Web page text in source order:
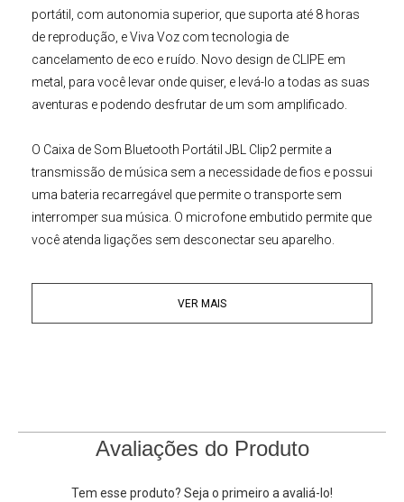
portátil, com autonomia superior, que suporta até 8 horas
de reprodução, e Viva Voz com tecnologia de
cancelamento de eco e ruído. Novo design de CLIPE em
metal, para você levar onde quiser, e levá-lo a todas as suas
aventuras e podendo desfrutar de um som amplificado.
O Caixa de Som Bluetooth Portátil JBL Clip2 permite a
transmissão de música sem a necessidade de fios e possui
uma bateria recarregável que permite o transporte sem
interromper sua música. O microfone embutido permite que
você atenda ligações sem desconectar seu aparelho.
flexibilidade que você precisa para desfrutar o seu som e
você poderá submergir sua Caixa de Som em água até 1
• Material duradouro à prova de respingos
• Lateral emborracha para maior segurança
VER MAIS
Avaliações do Produto
Tem esse produto? Seja o primeiro a avaliá-lo!